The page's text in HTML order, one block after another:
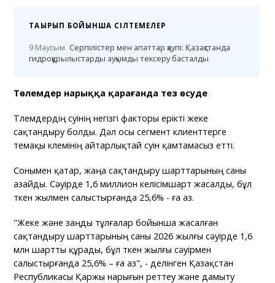
ТАҚЫРЫП БОЙЫНША СІЛТЕМЕЛЕР
9 Маусым Серпілістер мен апаттар қаупі: Қазақстанда
гидроқұрылыстарды ауқымды тексеру басталды
Төлемдер нарыққа қарағанда тез өсуде
Төлемдердің өсуінің негізгі факторы ерікті жеке
сақтандыру болды. Дәл осы сегмент клиенттерге
өтемақы көлемінің айтарлықтай өсуін қамтамасыз етті.
Сонымен қатар, жаңа сақтандыру шарттарының саны
азайды. Сәуірде 1,6 миллион келісімшарт жасалды, бұл
өткен жылмен салыстырғанда 25,6% - ға аз.
"Жеке және заңды тұлғалар бойынша жасалған
сақтандыру шарттарының саны 2026 жылғы сәуірде 1,6
млн шартты құрады, бұл өткен жылғы сәуірмен
салыстырғанда 25,6% – ға аз", - делінген Қазақстан
Республикасы Қаржы нарығын реттеу және дамыту